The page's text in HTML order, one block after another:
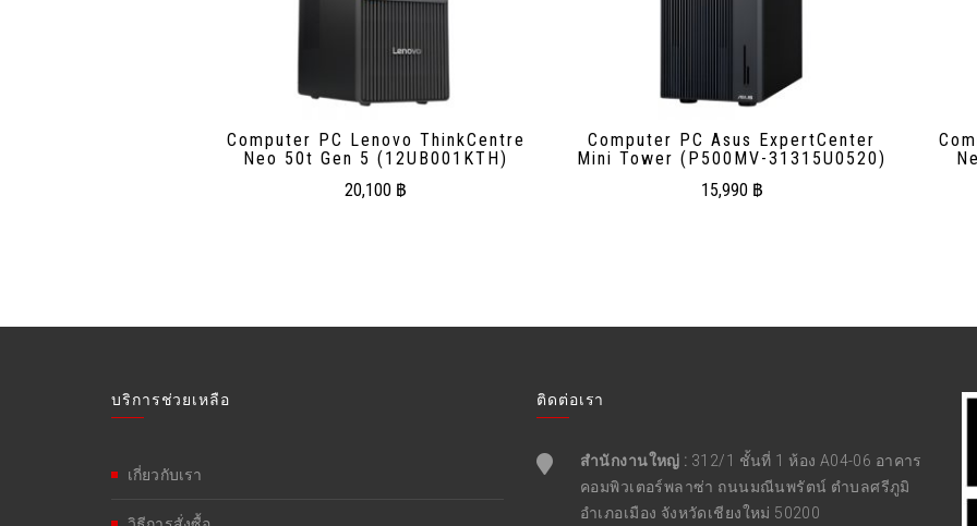
Computer PC Lenovo ThinkCentre
Neo 50t Gen 5 (12UB001KTH)
20,100 ฿
Computer PC Asus ExpertCenter
Mini Tower (P500MV-31315U0520)
15,990 ฿
บริการช่วยเหลือ
เกี่ยวกับเรา
ติดต่อเรา
สำนักงานใหญ่ : 312/1 ชั้นที่ 1 ห้อง A04-06 อาคาร
คอมพิวเตอร์พลาซ่า ถนนมณีนพรัตน์ ตำบลศรีภูมิ
อำเภอเมือง จังหวัดเชียงใหม่ 50200